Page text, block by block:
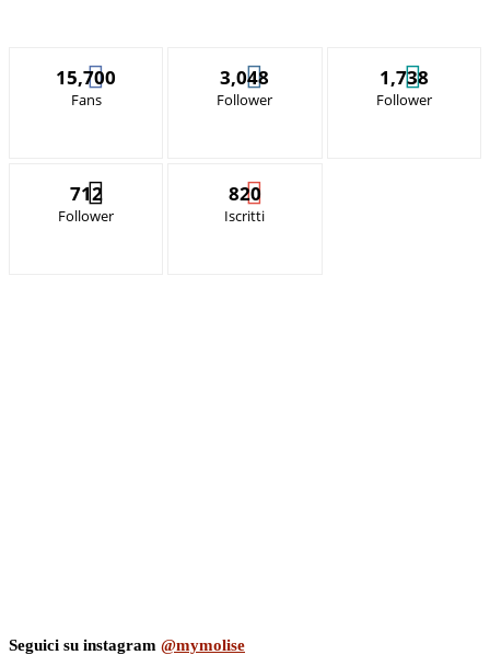
15,700
Fans
3,048
Follower
1,738
Follower
712
Follower
820
Iscritti
Seguici su instagram @mymolise